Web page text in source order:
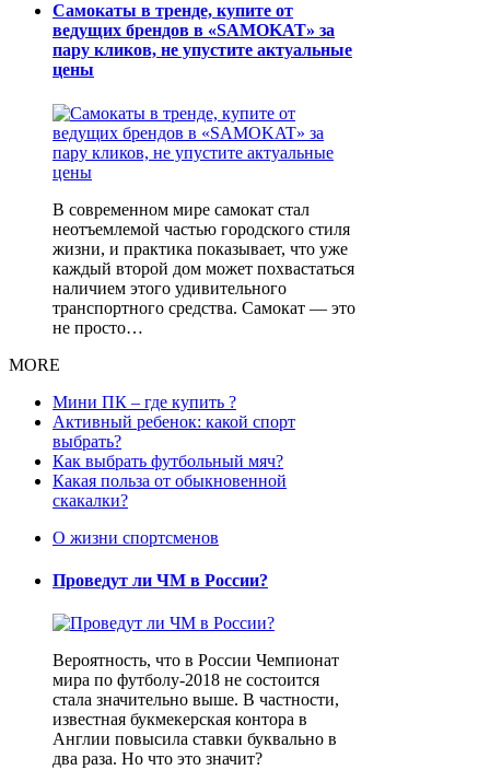
Самокаты в тренде, купите от
ведущих брендов в «SAMOKAT» за
пару кликов, не упустите актуальные
цены
В современном мире самокат стал
неотъемлемой частью городского стиля
жизни, и практика показывает, что уже
каждый второй дом может похвастаться
наличием этого удивительного
транспортного средства. Самокат — это
не просто…
MORE
Мини ПК – где купить ?
Активный ребенок: какой спорт
выбрать?
Как выбрать футбольный мяч?
Какая польза от обыкновенной
скакалки?
О жизни спортсменов
Проведут ли ЧМ в России?
Вероятность, что в России Чемпионат
мира по футболу-2018 не состоится
стала значительно выше. В частности,
известная букмекерская контора в
Англии повысила ставки буквально в
два раза. Но что это значит?